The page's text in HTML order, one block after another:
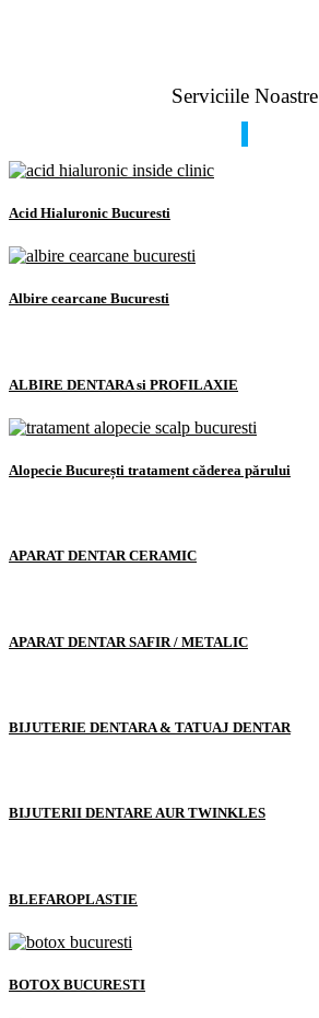
Serviciile Noastre
Acid Hialuronic Bucuresti
Albire cearcane Bucuresti
ALBIRE DENTARA si PROFILAXIE
Alopecie București tratament căderea părului
APARAT DENTAR CERAMIC
APARAT DENTAR SAFIR / METALIC
BIJUTERIE DENTARA & TATUAJ DENTAR
BIJUTERII DENTARE AUR TWINKLES
BLEFAROPLASTIE
BOTOX BUCURESTI